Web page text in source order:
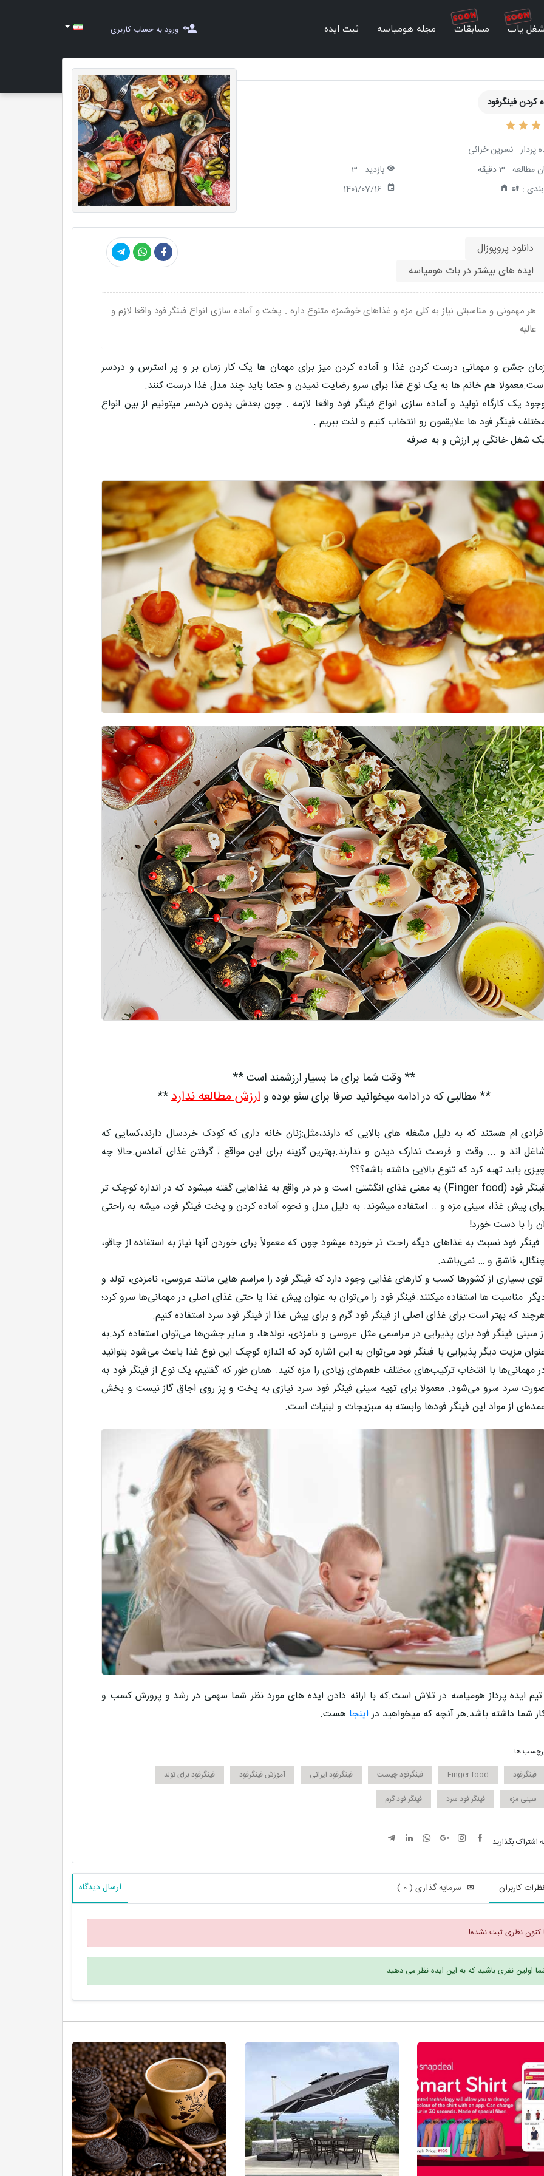
شغل یاب مسابقات مجله هومیاسه ثبت ایده ورود به حساب کاربری
کردن فینگرفود
پرداز : نسرین خزائی
مطالعه : 3 دقیقه بازدید : 3
:
1401/07/16
دانلود پروپوزال
ایده های بیشتر در بات هومیاسه
هر مهمونی و مناسبتی نیاز به کلی مزه و غذاهای خوشمزه متنوع داره . پخت و آماده سازی انواع فینگر فود واقعا لازم و
عالیه
جشن و مهمانی درست کردن غذا و آماده کردن میز برای مهمان ها یک کار زمان بر و پر استرس و دردسر
هم خانم ها به یک نوع غذا برای سرو رضایت نمیدن و حتما باید چند مدل غذا درست کنند.
یک کارگاه تولید و آماده سازی انواع فینگر فود واقعا لازمه . چون بعدش بدون دردسر میتونیم از بین انواع
فینگر فود ها علایقمون رو انتخاب کنیم و لذت ببریم .
شغل خانگی پر ارزش و به صرفه
** وقت شما برای ما بسیار ارزشمند است **
** مطالبی که در ادامه میخوانید صرفا برای سئو بوده وارزش مطالعه ندارد**
ام هستند که به دلیل مشغله های بالایی که دارند،مثل:زنان خانه داری که کودک خردسال دارند،کسایی که
اند و ... وقت و فرصت تدارک دیدن و ندارند.بهترین گزینه برای این مواقع ، گرفتن غذای آمادس.حالا چه
باید تهیه کرد که تنوع بالایی داشته باشه؟؟؟
فینگر فود (Finger food) به معنی غذای انگشتی است و در در واقع به غذاهایی گفته میشود که در اندازه کوچک تر
پیش غذا، سینی مزه و .. استفاده میشوند. به دلیل مدل و نحوه آماده کردن و پخت فینگر فود، میشه به راحتی
را با دست خورد!
فینگر فود نسبت به غذاهای دیگه راحت تر خورده میشود چون که معمولاً برای خوردن آنها نیاز به استفاده از چاقو،
قاشق و … نمی‌باشد.
توی بسیاری از کشورها کسب و کارهای غذایی وجود دارد که فینگر فود را مراسم هایی مانند عروسی، نامزدی، تولد و
مناسبت ها استفاده میکنند.فینگر فود را می‌توان به عنوان پیش غذا یا حتی غذای اصلی در مهمانی‌ها سرو کرد؛
که بهتر است برای غذای اصلی از فینگر فود گرم و برای پیش ‌غذا از فینگر فود سرد استفاده کنیم.
سینی فینگر فود برای پذیرایی در مراسمی مثل عروسی و نامزدی، تولدها، و سایر جشن‌ها می‌توان استفاده کرد.به
مزیت دیگر پذیرایی با فینگر فود می‌توان به این اشاره کرد که اندازه کوچک این نوع غذا باعث می‌شود بتوانید
مهمانی‌ها با انتخاب ترکیب‌های مختلف طعم‌های زیادی را مزه کنید. همان طور که گفتیم، یک نوع از فینگر فود به
سرد سرو می‌شود. معمولا برای تهیه سینی فینگر فود سرد نیازی به پخت و پز روی اجاق گاز نیست و بخش
از مواد این فینگر فودها وابسته به سبزیجات و لبنیات است.
تیم ایده پرداز هومیاسه در تلاش است.که با ارائه دادن ایده های مورد نظر شما سهمی در رشد و پرورش کسب و
شما داشته باشد.هر آنچه که میخواهید دراینجا هست.
ها
فینگرفود
Finger food فینگرفود چیست فینگرفود ایرانی آموزش فینگرفود
فینگرفود برای تولد
سینی مزه
فینگر فود سرد فینگر فود گرم
اشتراک بگذارید
نظرات کاربران سرمایه گذاری ( 0 ) ارسال دیدگاه
کنون نظری ثبت نشده!
اولین نفری باشید که به این ایده نظر می دهید.